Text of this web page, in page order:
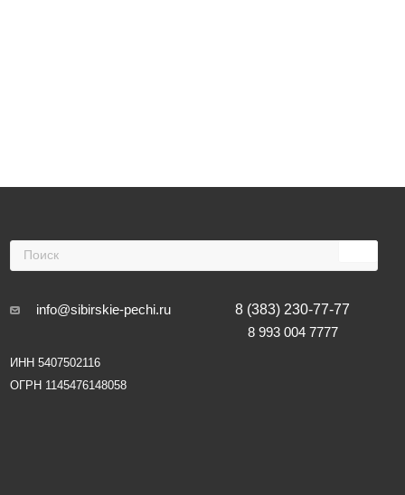
info@sibirskie-pechi.ru
ИНН 5407502116
ОГРН 1145476148058
8 (383) 230-77-77
8 993 004 7777